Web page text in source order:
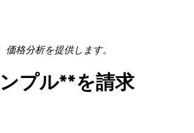
格分析を提供します。
プル**を請求